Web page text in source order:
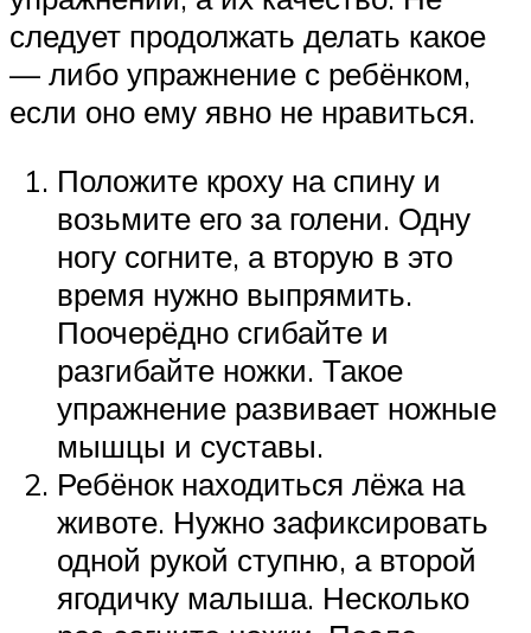
следует продолжать делать какое
— либо упражнение с ребёнком,
если оно ему явно не нравиться.
Положите кроху на спину и
возьмите его за голени. Одну
ногу согните, а вторую в это
время нужно выпрямить.
Поочерёдно сгибайте и
разгибайте ножки. Такое
упражнение развивает ножные
мышцы и суставы.
Ребёнок находиться лёжа на
животе. Нужно зафиксировать
одной рукой ступню, а второй
ягодичку малыша. Несколько